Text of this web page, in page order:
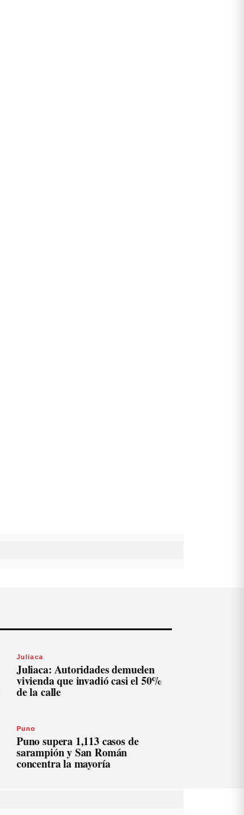
Juliaca
Juliaca: Autoridades demuelen
vivienda que invadió casi el 50%
de la calle
Puno
Puno supera 1,113 casos de
sarampión y San Román
concentra la mayoría